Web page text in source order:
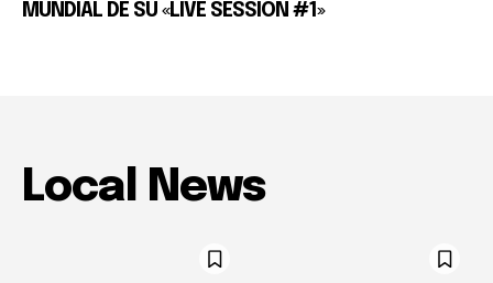
MUNDIAL DE SU «LIVE SESSION #1»
Local News